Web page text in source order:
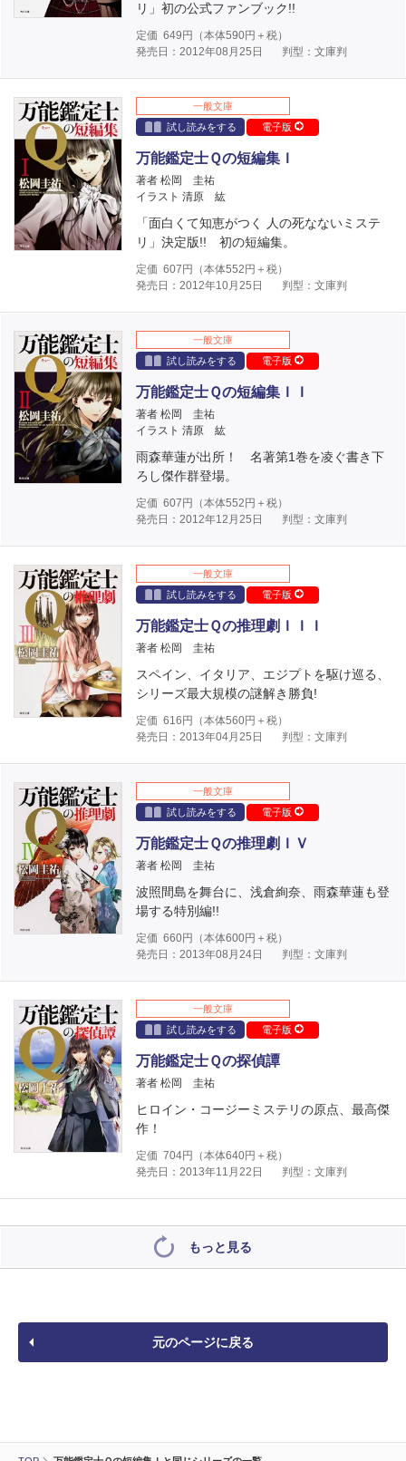
リ」初の公式ファンブック!!
定価 649 円（本体590円＋税）
発売日：2012年08月25日
判型：文庫判
一般文庫
試し読みをする
電子版
万能鑑定士Ｑの短編集Ｉ
著者 松岡 圭祐
イラスト 清原 紘
「面白くて知恵がつく 人の死なないミステ
リ」決定版!! 初の短編集。
定価 607 円（本体552 円＋税）
発売日：2012年10月25日
判型：文庫判
一般文庫
試し読みをする
電子版
万能鑑定士Ｑの短編集ＩＩ
著者 松岡 圭祐
イラスト 清原 紘
雨森華蓮が出所！ 名著第1巻を凌ぐ書き下
ろし傑作群登場。
定価 607 円（本体552 円＋税）
発売日：2012年12月25日
判型：文庫判
一般文庫
試し読みをする
電子版
万能鑑定士Ｑの推理劇ＩＩＩ
著者 松岡 圭祐
スペイン、イタリア、エジプトを駆け巡る、
シリーズ最大規模の謎解き勝負!
定価 616 円（本体560円＋税）
発売日：2013年04月25日
判型：文庫判
一般文庫
試し読みをする
電子版
万能鑑定士Ｑの推理劇ＩＶ
著者 松岡 圭祐
波照間島を舞台に、浅倉絢奈、雨森華蓮も登
場する特別編!!
定価 660円（本体600円＋税）
発売日：2013年08月24日
判型：文庫判
一般文庫
試し読みをする
電子版
万能鑑定士Ｑの探偵譚
著者 松岡 圭祐
ヒロイン・コージーミステリの原点、最高傑
作！
定価 704円（本体640円＋税）
発売日：2013年11月22日
判型：文庫判
もっと見る
元のページに戻る